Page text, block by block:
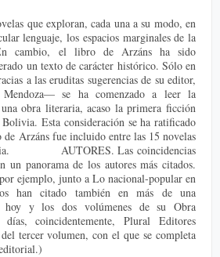
que exploran, cada una a su modo, en
lenguaje, los espacios marginales de la
cambio, el libro de Arzáns ha sido
un texto de carácter histórico. Sólo en
a las eruditas sugerencias de su editor,
se ha comenzado a leer la
obra literaria, acaso la primera ficción
Esta consideración se ha ratificado
Arzáns fue incluido entre las 15 novelas
AUTORES. Las coincidencias
un panorama de los autores más citados.
ejemplo, junto a Lo nacional-popular en
han citado también en más de una
y los dos volúmenes de su Obra
coincidentemente, Plural Editores
tercer volumen, con el que se completa